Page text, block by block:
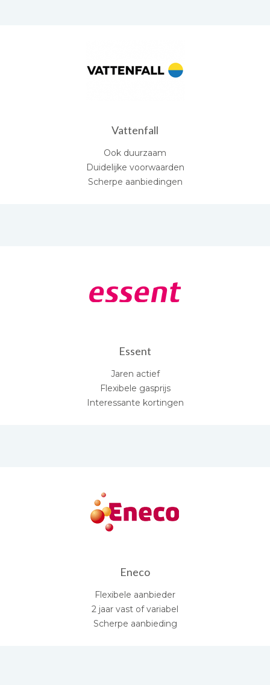
Vattenfall
Ook duurzaam
Duidelijke voorwaarden
Scherpe aanbiedingen
Essent
Jaren actief
Flexibele gasprijs
Interessante kortingen
Eneco
Flexibele aanbieder
2 jaar vast of variabel
Scherpe aanbieding